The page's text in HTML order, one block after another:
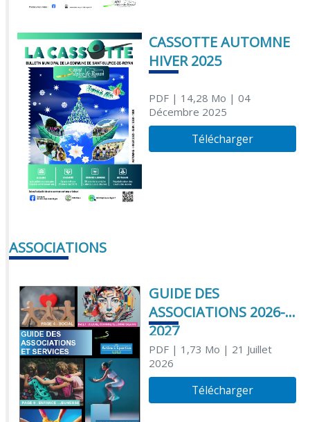
CASSOTTE AUTOMNE
HIVER 2025
PDF| 14,28 Mo | 04
Décembre 2025
Télécharger
ASSOCIATIONS
GUIDE DES
ASSOCIATIONS 2026-
2027
PDF| 1,73 Mo | 21 Juillet
2026
Télécharger